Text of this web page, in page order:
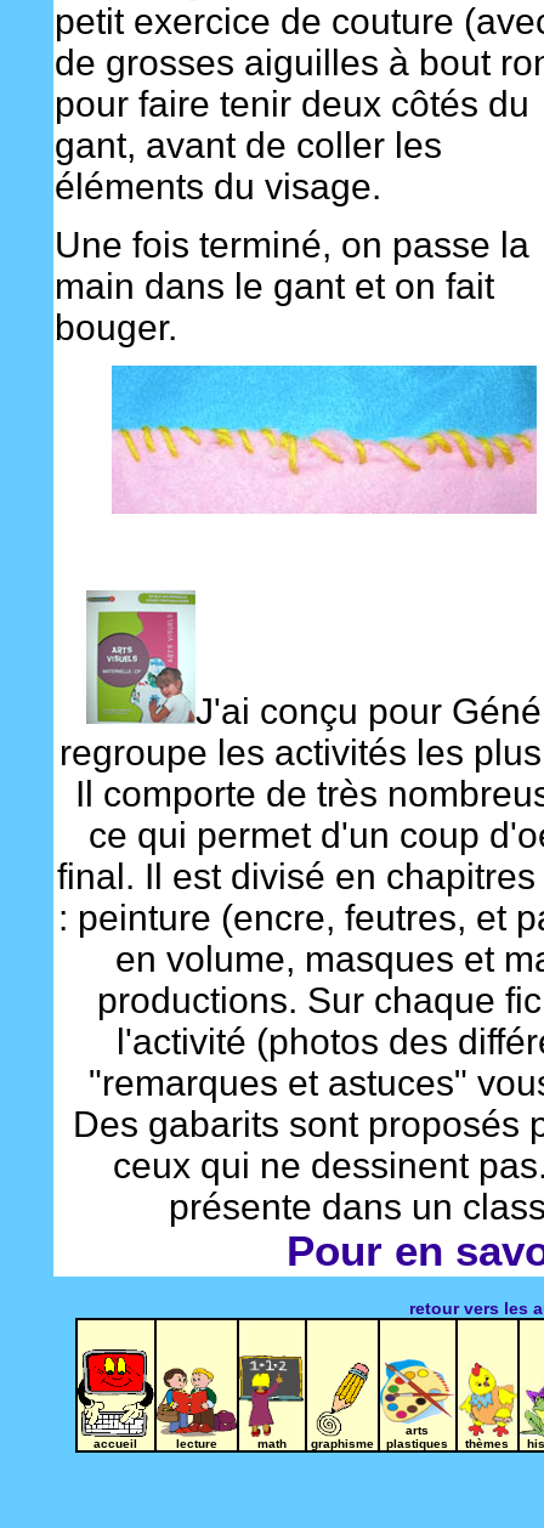
petit exercice de couture
de grosses aiguilles à bout
pour faire tenir deux côtés du
gant, avant de coller les
éléments du visage.
Une fois terminé, on passe la
main dans le gant et on fait
bouger.
J'ai conçu pour
regroupe les activités les
Il comporte de très
ce qui permet d'un coup
final. Il est divisé en
: peinture (encre, feutres, et
en volume, masques et
productions. Sur chaque
l'activité (photos des
"remarques et astuces"
Des gabarits sont proposés
ceux qui ne dessinent
présente dans un
Pour en
retour vers les
accueil lecture math graphisme
arts
plastiques
thèmes